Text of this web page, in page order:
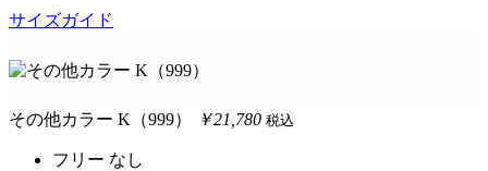
サイズガイド
その他カラー K（999） ￥21,780 税込
フリー なし